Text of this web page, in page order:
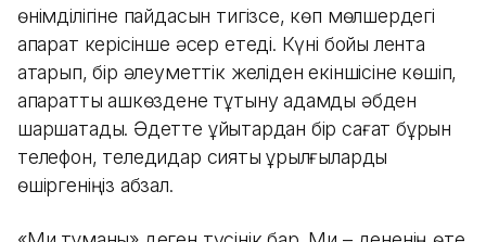
өнімділігіне пайдасын тигізсе, көп мөлшердегі
ақпарат керісінше әсер етеді. Күні бойы лента
ақтарып, бір әлеуметтік желіден екіншісіне көшіп,
ақпаратты ашкөздене тұтыну адамды әбден
шаршатады. Әдетте ұйықтардан бір сағат бұрын
телефон, теледидар сияқты құрылғыларды
өшіргеніңіз абзал.